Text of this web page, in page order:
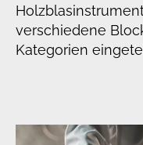
verschiedene
Kategorien